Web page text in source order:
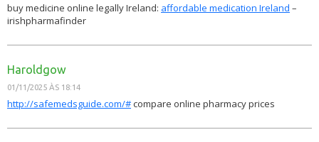
buy medicine online legally Ireland: affordable medication Ireland –
irishpharmafinder
Haroldgow
01/11/2025 ÀS 18:14
http://safemedsguide.com/#compare online pharmacy prices